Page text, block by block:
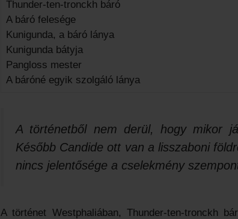
Thunder-ten-tronckh báró
A báró felesége
Kunigunda, a báró lánya
Kunigunda bátyja
Pangloss mester
A báróné egyik szolgáló lánya
A történetből nem derül, hogy mikor
Később Candide ott van a lisszaboni
nincs jelentősége a cselekmény
A történet Westphaliában, Thunder-ten-tronckh